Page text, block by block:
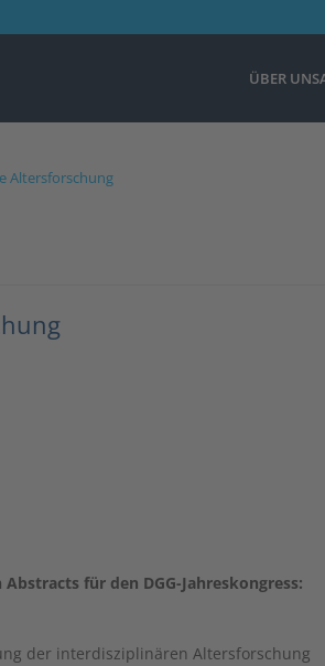
ÜBER UNS
Altersforschung
für den DGG-Jahreskongress:
der interdisziplinären Altersforschung